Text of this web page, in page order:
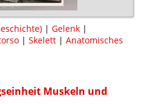
| Gelenk |
| Skelett | Anatomisches
Muskeln und